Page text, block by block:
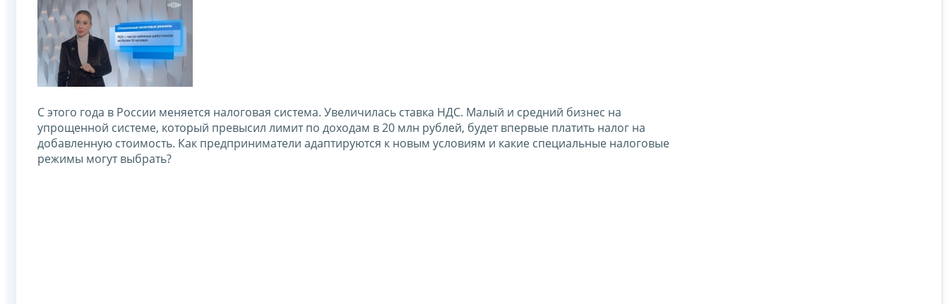
С этого года в России меняется налоговая система. Увеличилась ставка НДС. Малый и средний бизнес на
упрощенной системе, который превысил лимит по доходам в 20 млн рублей, будет впервые платить налог на
добавленную стоимость. Как предприниматели адаптируются к новым условиям и какие специальные налоговые
режимы могут выбрать?